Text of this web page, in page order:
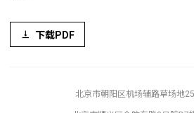
下载PDF
北京市朝阳区机场辅路草场地